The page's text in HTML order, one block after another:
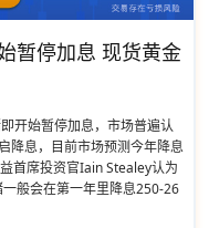
暂停加息 现货黄金
开始暂停加息，市场普遍认
降息，目前市场预测今年降息
首席投资官Iain Stealey认为
般会在第一年里降息250-26